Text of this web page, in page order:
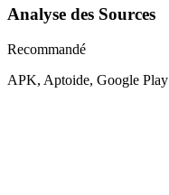
Analyse des Sources
Recommandé
APK, Aptoide, Google Play